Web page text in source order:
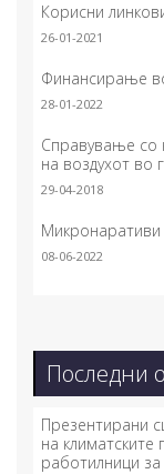
Корисни
26-01-2021
Финансирање
28-01-2022
Справување со
на воздухот во
29-04-2018
Микронаративи
08-06-2022
Последни
Презентирани
на
работилници